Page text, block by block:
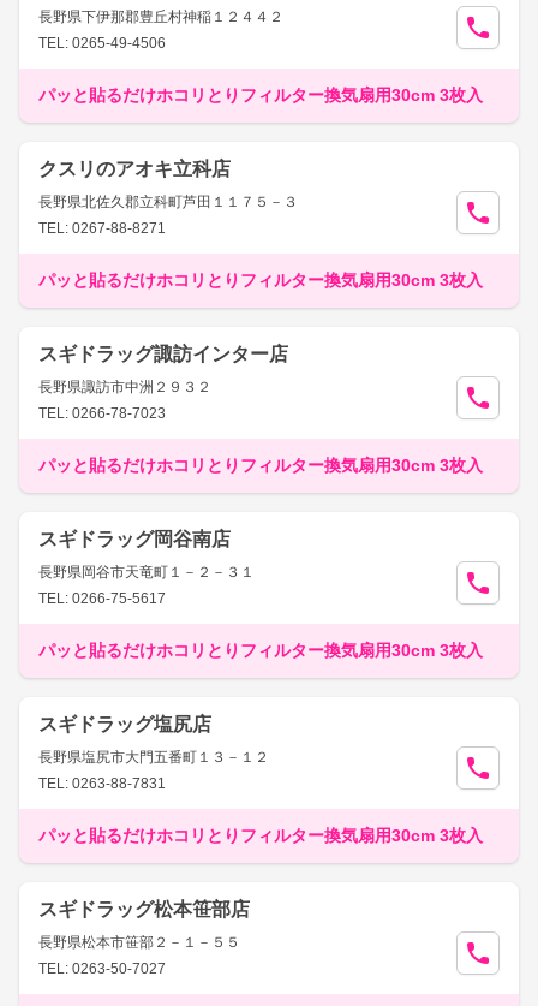
長野県下伊那郡豊丘村神稲１２４４２
TEL: 0265-49-4506
パッと貼るだけホコリとりフィルター換気扇用30cm 3枚入
クスリのアオキ立科店
長野県北佐久郡立科町芦田１１７５－３
TEL: 0267-88-8271
パッと貼るだけホコリとりフィルター換気扇用30cm 3枚入
スギドラッグ諏訪インター店
長野県諏訪市中洲２９３２
TEL: 0266-78-7023
パッと貼るだけホコリとりフィルター換気扇用30cm 3枚入
スギドラッグ岡谷南店
長野県岡谷市天竜町１－２－３１
TEL: 0266-75-5617
パッと貼るだけホコリとりフィルター換気扇用30cm 3枚入
スギドラッグ塩尻店
長野県塩尻市大門五番町１３－１２
TEL: 0263-88-7831
パッと貼るだけホコリとりフィルター換気扇用30cm 3枚入
スギドラッグ松本笹部店
長野県松本市笹部２－１－５５
TEL: 0263-50-7027